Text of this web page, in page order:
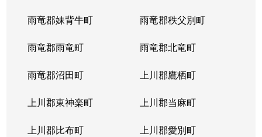
雨竜郡妹背牛町 雨竜郡秩父別町
雨竜郡雨竜町 雨竜郡北竜町
雨竜郡沼田町 上川郡鷹栖町
上川郡東神楽町 上川郡当麻町
上川郡比布町 上川郡愛別町